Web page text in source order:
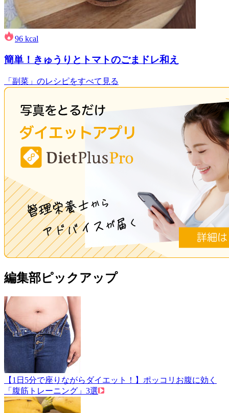
96 kcal
簡単！きゅうりとトマトのごまドレ和え
「副菜」のレシピをすべて見る
編集部ピックアップ
【1日5分で座りながらダイエット！】ポッコリお腹に効く
「腹筋トレーニング」3選